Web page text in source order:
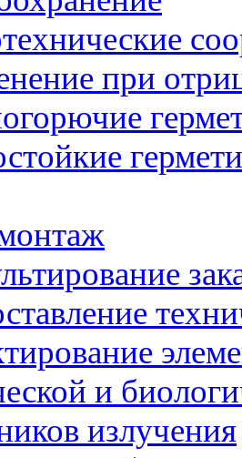
при
и
излучения